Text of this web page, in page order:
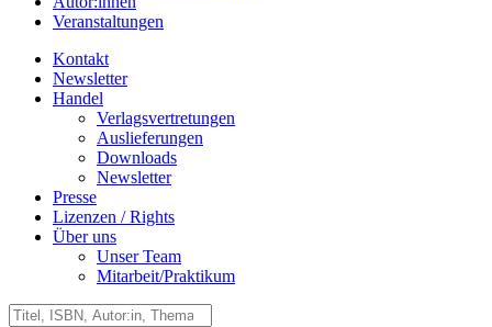
Veranstaltungen
Kontakt
Newsletter
Handel
Verlagsvertretungen
Auslieferungen
Downloads
Newsletter
Presse
Lizenzen / Rights
Über uns
Unser Team
Mitarbeit/Praktikum